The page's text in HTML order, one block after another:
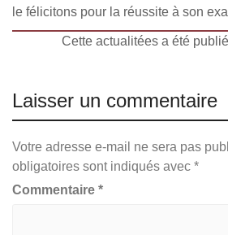
le félicitons pour la réussite à son
Cette actualitées a été
Laisser un commentaire
Votre adresse e-mail ne sera pas
obligatoires sont indiqués avec *
Commentaire *